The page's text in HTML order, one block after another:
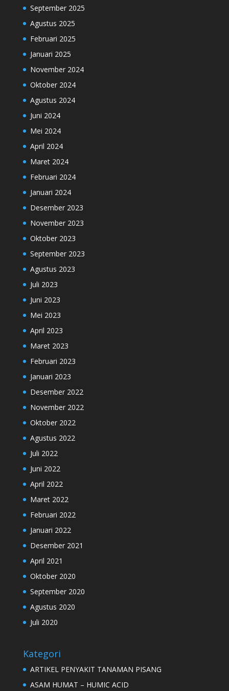
September 2025
Agustus 2025
Februari 2025
Januari 2025
November 2024
Oktober 2024
Agustus 2024
Juni 2024
Mei 2024
April 2024
Maret 2024
Februari 2024
Januari 2024
Desember 2023
November 2023
Oktober 2023
September 2023
Agustus 2023
Juli 2023
Juni 2023
Mei 2023
April 2023
Maret 2023
Februari 2023
Januari 2023
Desember 2022
November 2022
Oktober 2022
Agustus 2022
Juli 2022
Juni 2022
April 2022
Maret 2022
Februari 2022
Januari 2022
Desember 2021
April 2021
Oktober 2020
September 2020
Agustus 2020
Juli 2020
Kategori
ARTIKEL PENYAKIT TANAMAN PISANG
ASAM HUMAT – HUMIC ACID